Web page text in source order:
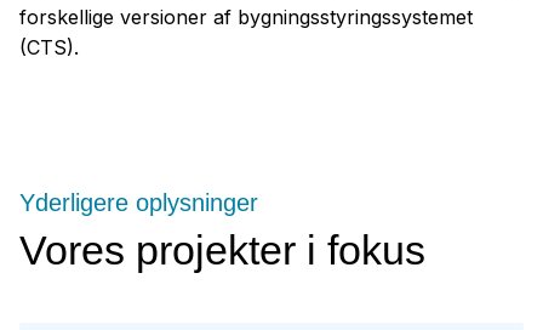
forskellige versioner af bygningsstyringssystemet
(CTS).
Vores projekter i fokus
Yderligere oplysninger